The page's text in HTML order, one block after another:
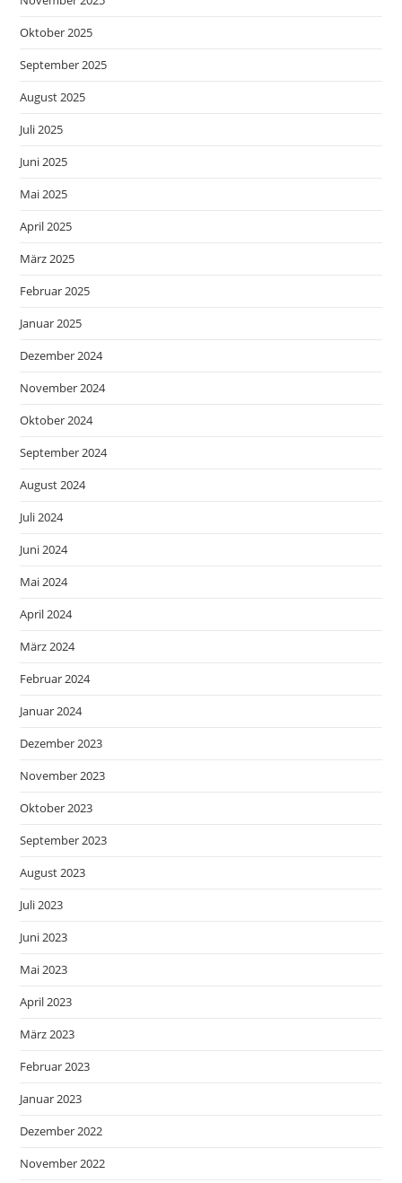
Oktober 2025
September 2025
August 2025
Juli 2025
Juni 2025
Mai 2025
April 2025
März 2025
Februar 2025
Januar 2025
Dezember 2024
November 2024
Oktober 2024
September 2024
August 2024
Juli 2024
Juni 2024
Mai 2024
April 2024
März 2024
Februar 2024
Januar 2024
Dezember 2023
November 2023
Oktober 2023
September 2023
August 2023
Juli 2023
Juni 2023
Mai 2023
April 2023
März 2023
Februar 2023
Januar 2023
Dezember 2022
November 2022